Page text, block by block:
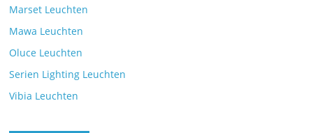
Marset Leuchten
Mawa Leuchten
Oluce Leuchten
Serien Lighting Leuchten
Vibia Leuchten